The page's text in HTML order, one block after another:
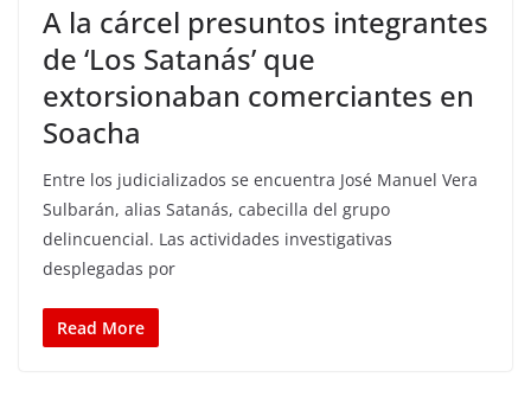
A la cárcel presuntos integrantes
de ‘Los Satanás’ que
extorsionaban comerciantes en
Soacha
Entre los judicializados se encuentra José Manuel Vera
Sulbarán, alias Satanás, cabecilla del grupo
delincuencial. Las actividades investigativas
desplegadas por
Read More